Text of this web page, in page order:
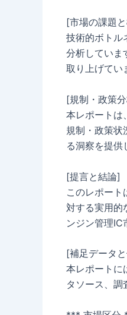
[市場の課題
技術的ボトル
分析していま
取り上げてい
[規制・政策
本レポートは
規制・政策状
る洞察を提供
[提言と結論]
このレポート
対する実用的
ンジン管理IC
[補足データ
本レポートに
タソース、調